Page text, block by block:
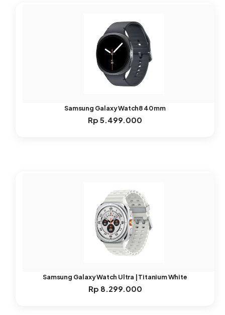
Samsung Galaxy Watch8 40 mm
Rp 5.499.000
Samsung Galaxy Watch Ultra | Titanium White
Rp 8.299.000